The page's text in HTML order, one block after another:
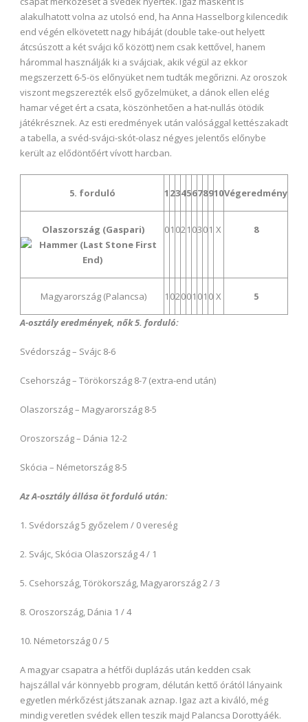
alakulhatott volna az utolsó end, ha Anna Hasselborg kilencedik
end végén elkövetett nagy hibáját (double take-out helyett
átcsúszott a két svájci kő között) nem csak kettővel, hanem
hárommal használják ki a svájciak, akik végül az ekkor
megszerzett 6-5-ös előnyüket nem tudták megőrizni. Az oroszok
viszont megszerezték első győzelmüket, a dánok ellen elég
hamar véget ért a csata, köszönhetően a hat-nullás ötödik
játékrésznek. Az esti eredmények után valósággal kettészakadt
a tabella, a svéd-svájci-skót-olasz négyes jelentős előnybe
került az elődöntőért vívott harcban.
5. forduló 1 2345678910Végeredmény
Olaszország (Gaspari) 01 021 0301 X 8
Magyarország (Palancsa) 1 02001 01 0 X 5
A-osztály eredmények, nők 5. forduló:
Svédország – Svájc 8-6
Csehország – Törökország 8-7 (extra-end után)
Olaszország – Magyarország 8-5
Oroszország – Dánia 12-2
Skócia – Németország 8-5
Az A-osztály állása öt forduló után:
1. Svédország 5 győzelem / 0 vereség
2. Svájc, Skócia Olaszország 4 / 1
5. Csehország, Törökország, Magyarország 2 / 3
8. Oroszország, Dánia 1 / 4
10. Németország 0 / 5
A magyar csapatra a hétfői duplázás után kedden csak
hajszállal vár könnyebb program, délután kettő órától lányaink
egyetlen mérkőzést játszanak aznap. Igaz azt a kiváló, még
mindig veretlen svédek ellen teszik majd Palancsa Dorottyáék.